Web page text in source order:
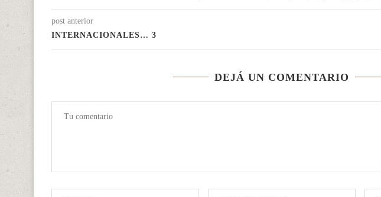
post anterior
INTERNACIONALES… 3
DEJÁ UN COMENTARIO